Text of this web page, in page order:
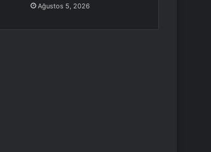
Ağustos 5, 2026